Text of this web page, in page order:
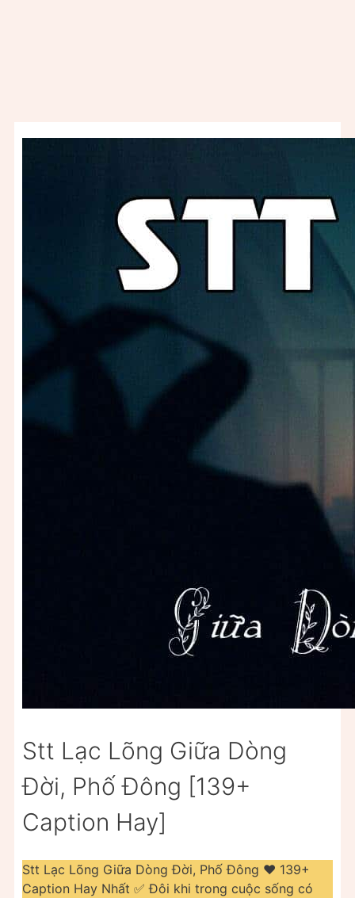
Stt Lạc Lõng Giữa Dòng
Đời, Phố Đông [139+
Caption Hay]
Stt Lạc Lõng Giữa Dòng Đời, Phố Đông ❤️️ 139+
Caption Hay Nhất ✅ Đôi khi trong cuộc sống có